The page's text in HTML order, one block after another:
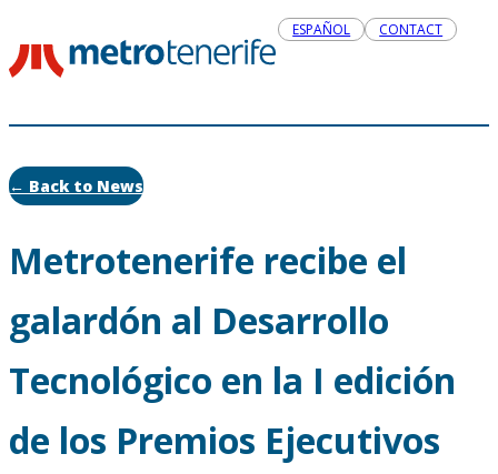
ESPAÑOL CONTACT
← Back to News
Metrotenerife recibe el
galardón al Desarrollo
Tecnológico en la I edición
de los Premios Ejecutivos